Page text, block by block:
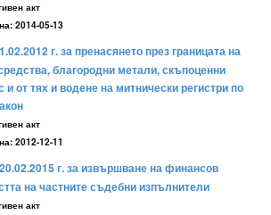
акт
2014-05-13
г. за пренасянето през границата на
благородни метали, скъпоценни
от тях и водене на митнически регистри по
акт
2012-12-11
г. за извършване на финансов
на частните съдебни изпълнители
акт